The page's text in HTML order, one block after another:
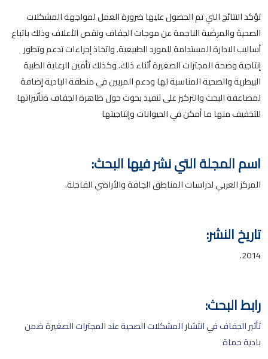
تؤكد النتائج التي تم الحصول عليها ضرورة العمل لمواجهة المشكلات
الصحية والمرضية الناجمة عن موجات الجفاف ونقص الأعلاف وذلك باتباع
أساليب الادارة المستدامة للمورد الطبيعية. واتخاذ إجراءات تدعم وتطور
إنتاجية وصحة المجترات الصغيرة أثناء ذلك. وكذلك تأمين الرعاية الطبية
البيطرية والصحية المناسبة لها ودعم المربين في منطقة البادية إضافة
لمضاعفة البحث والتركيز على تنفيذ بحوث حول ظاهرة الجفاف ةتأثيراتها
للتخفيف منها ما أمكن في الحيوانات وإنتاجيتها
اسم المجلة التي نشر فيها البحث:
المركز العربي لدراسات المناطق الجافة والأراضي القاحلة.
تاريخ النشر:
2014.
رابط البحث:
تأثير الجفاف في انتشار المشكلات الصحية عند المجترات الصغيرة ضمن
بادية حماة